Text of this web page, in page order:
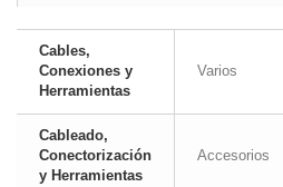
Cables,
Conexiones y
Herramientas
Varios
Cableado,
Conectorización
y Herramientas
Accesorios